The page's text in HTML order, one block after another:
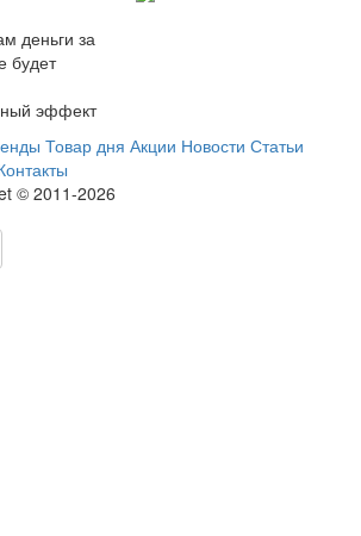
деньги за
будет
эффект
Товар дня Акции Новости Статьи
© 2011-2026